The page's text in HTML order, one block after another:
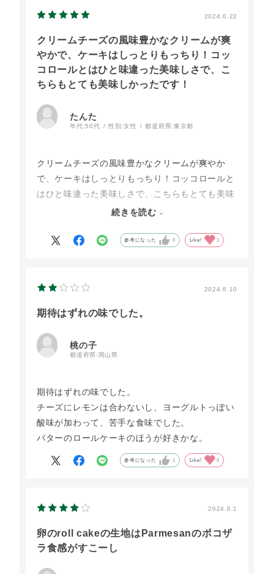
2024.6.22
クリームチーズの風味豊かなクリームが爽
やかで、ケーキはしっとりもっちり！コッ
コロールとはひと味違った美味しさで、こ
ちらもとても美味しかったです！
たんた
年代:50代 性別:女性 都道府県:東京都
クリームチーズの風味豊かなクリームが爽やか
で、ケーキはしっとりもっちり！コッコロールと
はひと味違った美味しさで、こちらもとても美味
チーズタルトも美味しかったし、チーズ好きさん
販売終了する前にリピします！
続きを読む
参考になった 0 Like! 1
2024.6.10
期待はずれの味でした。
桃の子
都道府県: 岡山県
期待はずれの味でした。
チーズにレモンは合わないし、ヨーグルトっぽい
酸味が加わって、苦手な食味でした。
バターのロールケーキのほうが好きかな。
参考になった 1 Like! 0
2024.6.1
卵のroll cakeの生地はParmesanのポコザ
ラ食感がすこーし